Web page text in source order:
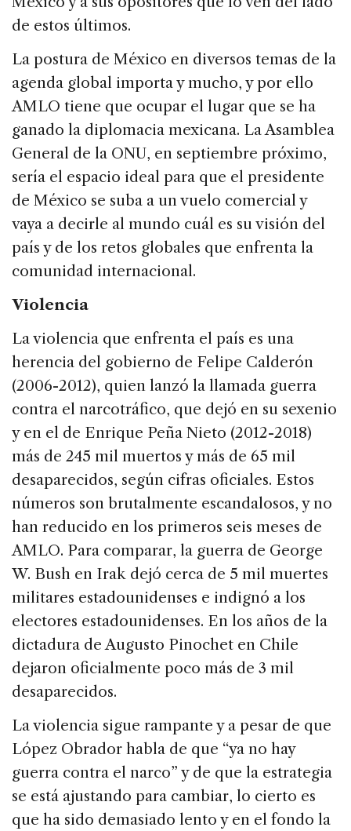
de estos últimos.
La postura de México en diversos temas de la
agenda global importa y mucho, y por ello
AMLO tiene que ocupar el lugar que se ha
ganado la diplomacia mexicana. La Asamblea
General de la ONU, en septiembre próximo,
sería el espacio ideal para que el presidente
de México se suba a un vuelo comercial y
vaya a decirle al mundo cuál es su visión del
país y de los retos globales que enfrenta la
comunidad internacional.
Violencia
La violencia que enfrenta el país es una
herencia del gobierno de Felipe Calderón
(2006-2012), quien lanzó la llamada guerra
contra el narcotráfico, que dejó en su sexenio
y en el de Enrique Peña Nieto (2012-2018)
más de 245 mil muertos y más de 65 mil
desaparecidos, según cifras oficiales. Estos
números son brutalmente escandalosos, y no
han reducido en los primeros seis meses de
AMLO. Para comparar, la guerra de George
W. Bush en Irak dejó cerca de 5 mil muertes
militares estadounidenses e indignó a los
electores estadounidenses. En los años de la
dictadura de Augusto Pinochet en Chile
dejaron oficialmente poco más de 3 mil
desaparecidos.
La violencia sigue rampante y a pesar de que
López Obrador habla de que “ya no hay
guerra contra el narco” y de que la estrategia
se está ajustando para cambiar, lo cierto es
que ha sido demasiado lento y en el fondo la